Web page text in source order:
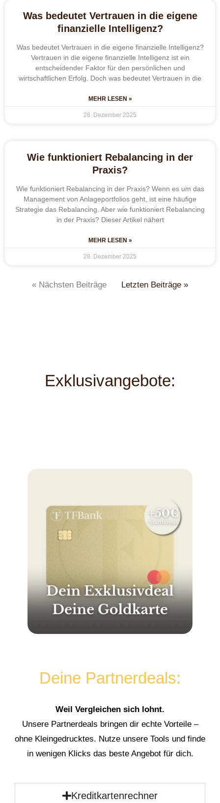
Was bedeutet Vertrauen in die eigene
finanzielle Intelligenz?
Was bedeutet Vertrauen in die eigene finanzielle Intelligenz?
Vertrauen in die eigene finanzielle Intelligenz ist ein
entscheidender Faktor für den persönlichen und
wirtschaftlichen Erfolg. Doch was bedeutet Vertrauen in die
MEHR LESEN »
28. Dezember 2025
Wie funktioniert Rebalancing in der
Praxis?
Wie funktioniert Rebalancing in der Praxis? Wenn es um das
Management von Anlageportfolios geht, ist eine häufige
Strategie das Rebalancing. Aber wie funktioniert Rebalancing
in der Praxis? Dieser Artikel nähert
MEHR LESEN »
28. Dezember 2025
« Nächsten Beiträge Letzten Beiträge »
Exklusivangebote:
Deine Partnerdeals:
Weil Vergleichen sich lohnt.
Unsere Partnerdeals bringen dir echte Vorteile –
ohne Kleingedrucktes. Nutze unsere Tools und finde
in wenigen Klicks das beste Angebot für dich.
Kreditkartenrechner